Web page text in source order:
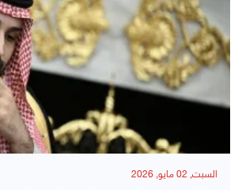
السبت, 02 مايو, 2026